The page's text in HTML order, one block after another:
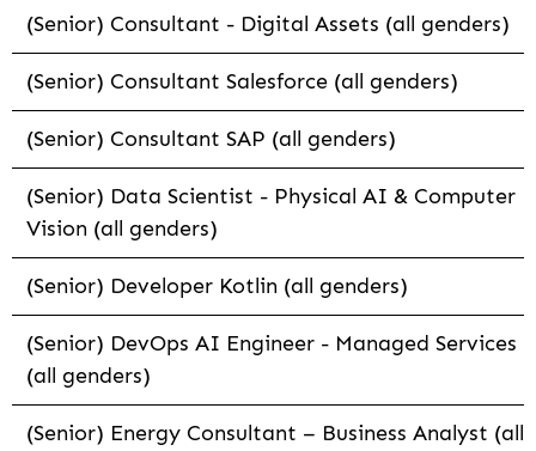
(Senior) Consultant - Digital Assets (all genders)
(Senior) Consultant Salesforce (all genders)
(Senior) Consultant SAP (all genders)
(Senior) Data Scientist - Physical AI & Computer
Vision (all genders)
(Senior) Developer Kotlin (all genders)
(Senior) DevOps AI Engineer - Managed Services
(all genders)
(Senior) Energy Consultant – Business Analyst (all